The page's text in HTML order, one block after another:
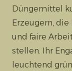
Düngemittel
Erzeugern,
und faire
stellen. Ihr
leuchtend